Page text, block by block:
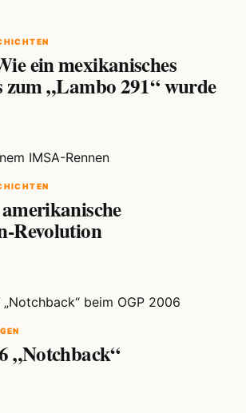
ein mexikanisches
zum „Lambo 291“ wurde
Revolution
„Notchback“